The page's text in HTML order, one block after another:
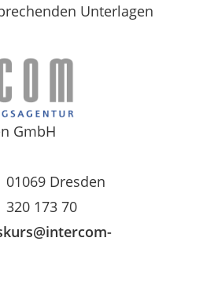
Unterlagen
GmbH
Dresden
320 173 70